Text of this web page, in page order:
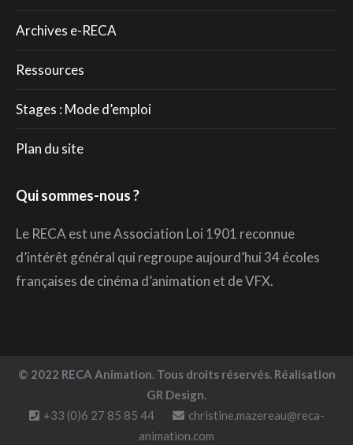
Archives e-RECA
Ressources
Stages : Mode d’emploi
Plan du site
Qui sommes-nous ?
Le RECA est une Association Loi 1901 reconnue
d’intérêt général qui regroupe aujourd’hui 34 écoles
françaises de cinéma d’animation et de VFX.
© 2022 RECA Animation. Tous droits réservés. Réalisation
GR Design.
+33 (0)6 27 85 85 44
christine.mazereau@reca-
animation.com